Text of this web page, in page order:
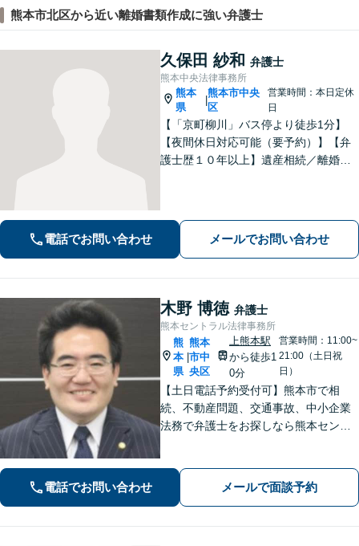
熊本市北区から近い離婚書類作成に強い弁護士
久保田 紗和 弁護士
熊本中央法律事務所
熊本
県
|
熊本市中央
区
営業時間：本日定休
日
【「京町柳川」バス停より徒歩1分】
【夜間休日対応可能（要予約）】【弁
護士歴１０年以上】遺産相続／離婚・
す。お気軽にご相談ください。
電話でお問い合わせ メールでお問い合わせ
木野 博徳 弁護士
熊本セントラル法律事務所
熊
本
県
熊本
市中
央区
上熊本駅
から徒歩1
0分
営業時間：11:00~
21:00（土日祝
日）
【土日電話予約受付可】熊本市で相
続、不動産問題、交通事故、中小企業
法務で弁護士をお探しなら熊本セント
受付可】【休日・夜間相談可】
電話でお問い合わせ メールで面談予約